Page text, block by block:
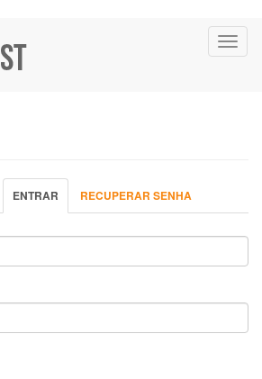
ENTRAR (ABA
ATIVA)
RECUPERAR SENHA